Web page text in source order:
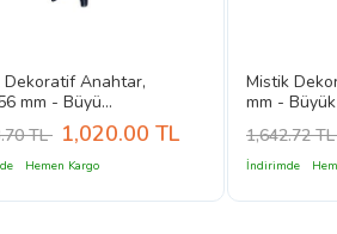
Dekoratif Anahtar,
mm - Büyü...
TL 1,020.00 TL
Hemen Kargo
Mistik
mm - Büyük
1,642.72
İndirimde